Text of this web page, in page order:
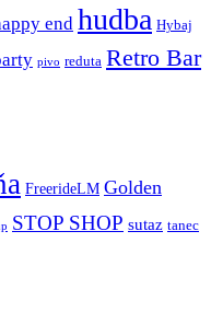
end hudba Hybaj
pivo reduta Retro Bar
FreerideLM Golden
STOP SHOP sutaz tanec